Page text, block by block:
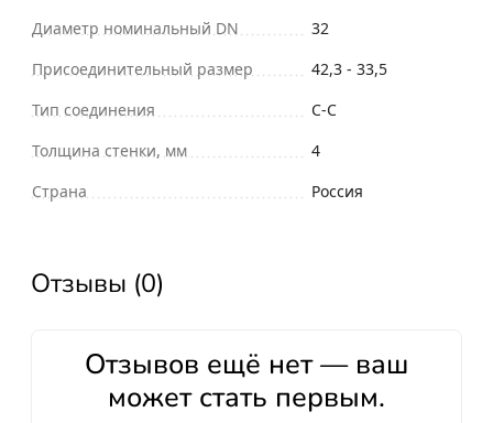
Диаметр номинальный DN
32
Присоединительный размер
42,3 - 33,5
Тип соединения
С-С
Толщина стенки, мм
4
Страна
Россия
Отзывы (0)
Отзывов ещё нет — ваш
может стать первым.